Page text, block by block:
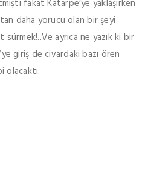
fakat Katarpe’ye yaklaşırken
daha yorucu olan bir şeyi
ayrıca ne yazık ki bir
giriş de civardaki bazı ören
olacaktı.